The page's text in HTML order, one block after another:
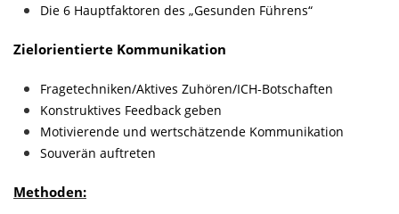
Die 6 Hauptfaktoren des „Gesunden Führens“
Zielorientierte Kommunikation
Fragetechniken/Aktives Zuhören/ICH-Botschaften
Konstruktives Feedback geben
Motivierende und wertschätzende Kommunikation
Souverän auftreten
Methoden: